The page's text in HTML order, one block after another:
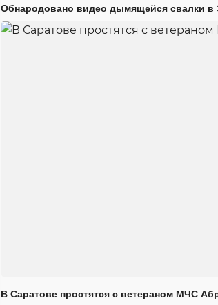
Обнародовано видео дымящейся свалки в
В Саратове простятся с ветераном МЧС